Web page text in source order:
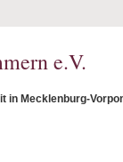
e.V.
Mecklenburg-